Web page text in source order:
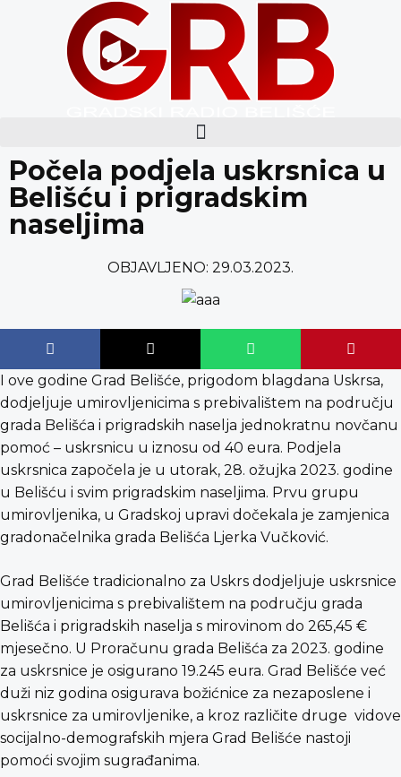
Počela podjela uskrsnica u
Belišću i prigradskim
naseljima
OBJAVLJENO: 29.03.2023.
I ove godine Grad Belišće, prigodom blagdana Uskrsa,
dodjeljuje umirovljenicima s prebivalištem na području
grada Belišća i prigradskih naselja jednokratnu novčanu
pomoć – uskrsnicu u iznosu od 40 eura. Podjela
uskrsnica započela je u utorak, 28. ožujka 2023. godine
u Belišću i svim prigradskim naseljima. Prvu grupu
umirovljenika, u Gradskoj upravi dočekala je zamjenica
gradonačelnika grada Belišća Ljerka Vučković.
Grad Belišće tradicionalno za Uskrs dodjeljuje uskrsnice
umirovljenicima s prebivalištem na području grada
Belišća i prigradskih naselja s mirovinom do 265,45 €
mjesečno. U Proračunu grada Belišća za 2023. godine
za uskrsnice je osigurano 19.245 eura. Grad Belišće već
duži niz godina osigurava božićnice za nezaposlene i
uskrsnice za umirovljenike, a kroz različite druge vidove
socijalno-demografskih mjera Grad Belišće nastoji
pomoći svojim sugrađanima.